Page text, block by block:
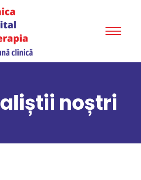
noștri